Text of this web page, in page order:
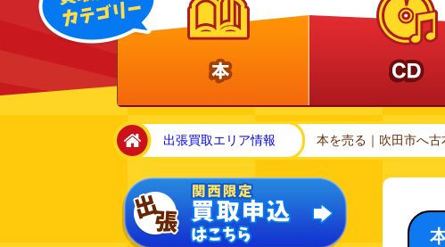
home出張買取エリア情報 本を売る｜吹田市へ